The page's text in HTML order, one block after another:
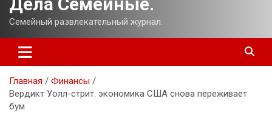
Семейный развлекательный журнал.
Главная
Финансы
Вердикт Уолл-стрит: экономика США снова переживает
бум